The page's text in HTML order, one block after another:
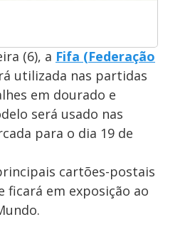
(6), a Fifa (Federação
utilizada nas partidas
em dourado e
será usado nas
para o dia 19 de
cartões-postais
ficará em exposição ao